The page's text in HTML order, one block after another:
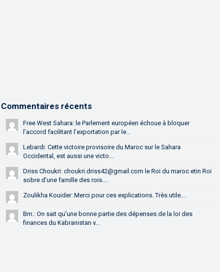
Commentaires récents
Free West Sahara: le Parlement européen échoue à bloquer
l’accord facilitant l’exportation par le...
Lebardi: Cette victoire provisoire du Maroc sur le Sahara
Occidental, est aussi une victo...
Driss Choukri: choukri.driss42@gmail.com le Roi du maroc etin Roi
sobre d'une famille des rois....
Zoulikha Kouider: Merci pour ces explications. Très utile....
Bm.: On sait qu'une bonne partie des dépenses de la loi des
finances du Kabranistan v...